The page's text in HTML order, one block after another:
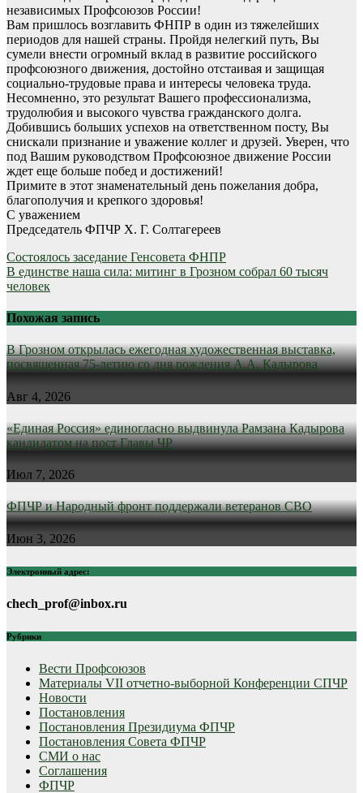
независимых Профсоюзов России!
Вам пришлось возглавить ФНПР в один из тяжелейших
периодов для нашей страны. Пройдя нелегкий путь, Вы
сумели внести огромный вклад в развитие российского
профсоюзного движения, достойно отстаивая и защищая
социально-трудовые права и интересы человека труда.
Несомненно, это результат Вашего профессионализма,
трудолюбия и высокого чувства гражданского долга.
Добившись больших успехов на ответственном посту, Вы
снискали признание и уважение коллег и друзей. Уверен, что
под Вашим руководством Профсоюзное движение России
ждет еще больше побед и достижений!
Примите в этот знаменательный день пожелания добра,
благополучия и крепкого здоровья!
С уважением
Председатель ФПЧР Х. Г. Солтагереев
Навигация
по
Состоялось заседание Генсовета ФНПР
В единстве наша сила: митинг в Грозном собрал 60 тысяч
человек
Похожая запись
В Грозном открылась ежегодная художественная выставка,
посвященная 75-летию со дня рождения А.А. Кадырова
Авг 4, 2026
«Единая Россия» единогласно выдвинула Рамзана Кадырова
кандидатом на пост Главы ЧР
Июл 7, 2026
ФПЧР и Народный фронт поддержали ветеранов СВО
Июн 3, 2026
Электронный адрес:
chech_prof@inbox.ru
Рубрики
Вести Профсоюзов
Материалы VII отчетно-выборной Конференции СПЧР
Новости
Постановления
Постановления Президиума ФПЧР
Постановления Совета ФПЧР
СМИ о нас
Соглашения
ФПЧР